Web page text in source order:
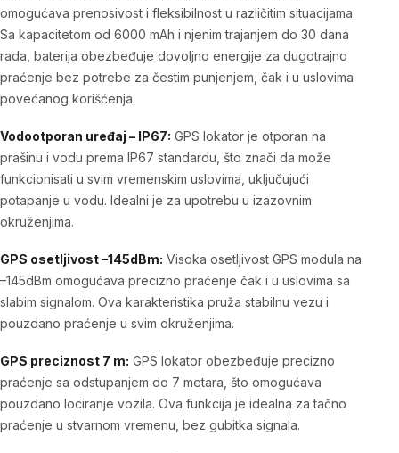
omogućava prenosivost i fleksibilnost u različitim situacijama.
Sa kapacitetom od 6000 mAh i njenim trajanjem do 30 dana
rada, baterija obezbeđuje dovoljno energije za dugotrajno
praćenje bez potrebe za čestim punjenjem, čak i u uslovima
povećanog korišćenja.
Vodootporan uređaj – IP67: GPS lokator je otporan na
prašinu i vodu prema IP67 standardu, što znači da može
funkcionisati u svim vremenskim uslovima, uključujući
potapanje u vodu. Idealni je za upotrebu u izazovnim
okruženjima.
GPS osetljivost –145dBm: Visoka osetljivost GPS modula na
–145dBm omogućava precizno praćenje čak i u uslovima sa
slabim signalom. Ova karakteristika pruža stabilnu vezu i
pouzdano praćenje u svim okruženjima.
GPS preciznost 7 m: GPS lokator obezbeđuje precizno
praćenje sa odstupanjem do 7 metara, što omogućava
pouzdano lociranje vozila. Ova funkcija je idealna za tačno
praćenje u stvarnom vremenu, bez gubitka signala.